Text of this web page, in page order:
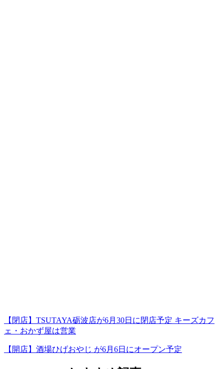
【閉店】TSUTAYA砺波店が6月30日に閉店予定 キーズカフ
ェ・おかず屋は営業
【開店】酒場ひげおやじ が6月6日にオープン予定